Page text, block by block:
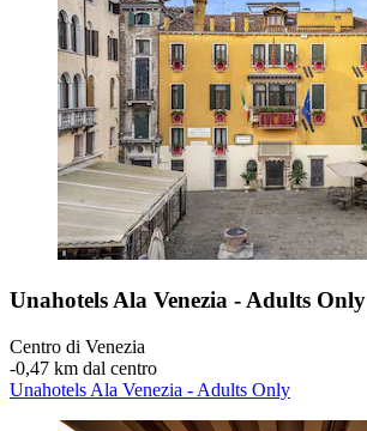
Unahotels Ala Venezia - Adults Only
Centro di Venezia
‐0,47 km dal centro
Unahotels Ala Venezia - Adults Only